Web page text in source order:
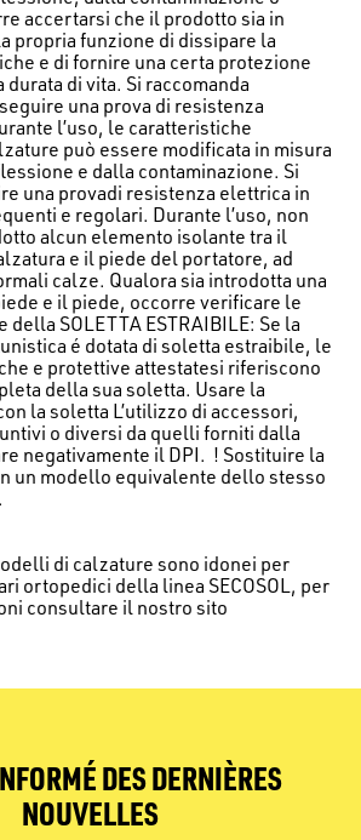
accertarsi che il prodotto sia in
propria funzione di dissipare la
e di fornire una certa protezione
di vita. Si raccomanda
una prova di resistenza
l’uso, le caratteristiche
può essere modificata in misura
e dalla contaminazione. Si
una provadi resistenza elettrica in
e regolari. Durante l’uso, non
alcun elemento isolante tra il
e il piede del portatore, ad
calze. Qualora sia introdotta una
e il piede, occorre verificare le
SOLETTA ESTRAIBILE: Se la
é dotata di soletta estraibile, le
e protettive attestatesi riferiscono
della sua soletta. Usare la
la soletta L’utilizzo di accessori,
o diversi da quelli forniti dalla
negativamente il DPI. ! Sostituire la
un modello equivalente dello stesso
di calzature sono idonei per
ortopedici della linea SECOSOL, per
consultare il nostro sito
DES DERNIÈRES
NOUVELLES